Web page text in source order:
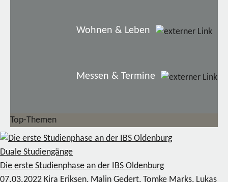
Wohnen & Leben
Messen & Termine
Top-Themen
Duale Studiengänge
Die erste Studienphase an der IBS Oldenburg
07.03.2022 Kira Eriksen, Malin Gedert, Tomke Marks, Lukas